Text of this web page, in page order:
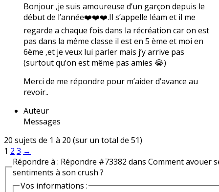
Bonjour ,je suis amoureuse d’un garçon depuis le
début de l’année❤️❤️❤️.Il s’appelle léam et il me
regarde a chaque fois dans la récréation car on est
pas dans la même classe il est en 5 ème et moi en
6ème ,et je veux lui parler mais j’y arrive pas
(surtout qu’on est même pas amies 😭)
Merci de me répondre pour m’aider d’avance au
revoir..
Auteur
Messages
20 sujets de 1 à 20 (sur un total de 51)
1 2 3 →
Répondre à : Répondre #73382 dans Comment avouer
sentiments à son crush ?
Vos informations :